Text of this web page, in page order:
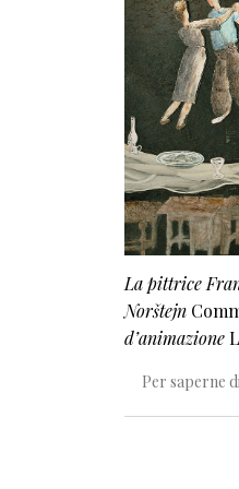
La pittrice
Norštejn
d’animazione
Per saperne